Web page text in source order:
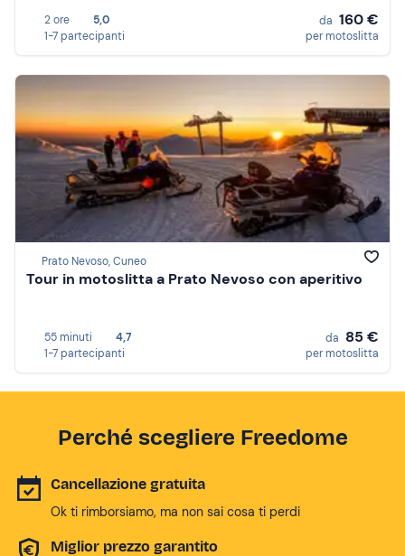
2 ore
5,0
1-7 partecipanti
da 160 €
per motoslitta
Prato Nevoso, Cuneo
Tour in motoslitta a Prato Nevoso con aperitivo
55 minuti
4,7
1-7 partecipanti
da 85 €
per motoslitta
Perché scegliere Freedome
Cancellazione gratuita
Ok ti rimborsiamo, ma non sai cosa ti perdi
Miglior prezzo garantito